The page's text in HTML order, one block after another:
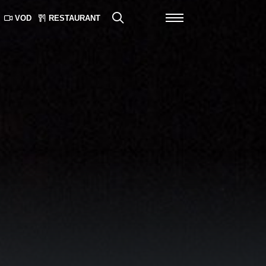
VOD RESTAURANT